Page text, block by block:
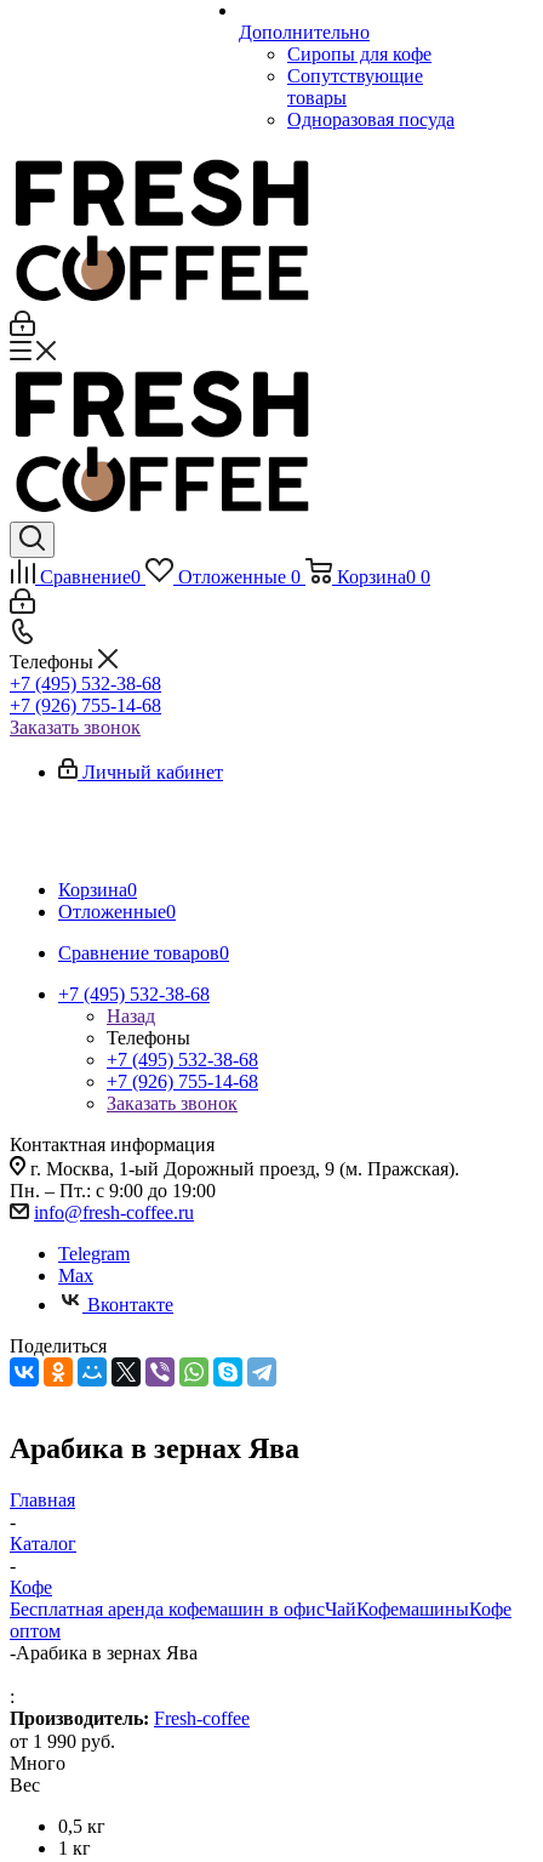
Дополнительно
Сиропы для кофе
Сопутствующие
товары
Одноразовая посуда
Сравнение0 Отложенные 0 Корзина0 0
Телефоны
+7 (495) 532-38-68
+7 (926) 755-14-68
Заказать звонок
Личный кабинет
Корзина0
Отложенные0
Сравнение товаров0
+7 (495) 532-38-68
Назад
Телефоны
+7 (495) 532-38-68
+7 (926) 755-14-68
Заказать звонок
Контактная информация
г. Москва, 1-ый Дорожный проезд, 9 (м. Пражская).
Пн. – Пт.: с 9:00 до 19:00
info@fresh-coffee.ru
Telegram
Max
Вконтакте
Поделиться
Арабика в зернах Ява
Главная
-
Каталог
-
Кофе
Бесплатная аренда кофемашин в офисЧайКофемашиныКофе
оптом
-Арабика в зернах Ява
:
Производитель: Fresh-coffee
от 1 990 руб.
Много
Вес
0,5 кг
1 кг